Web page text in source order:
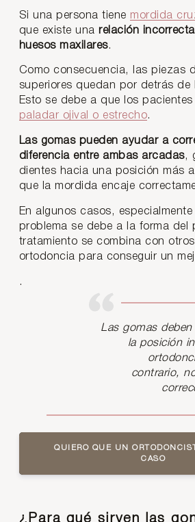
Si una persona tiene mordida
que existe unarelación
huesos maxilares.
Como consecuencia, las piezas
superiores quedan por detrás de
Esto se debe a que los pacientes
paladar ojival o estrecho.
Las gomas pueden ayudar a
diferencia entre ambas arcadas,
dientes hacia una posición más
que la mordida encaje
En algunos casos, especialmente
problema se debe a la forma del
tratamiento se combina con
ortodoncia para conseguir un
.
Las gomas
la posición
contrario,
QUIERO QUE UN
CASO
¿Para qué sirven las